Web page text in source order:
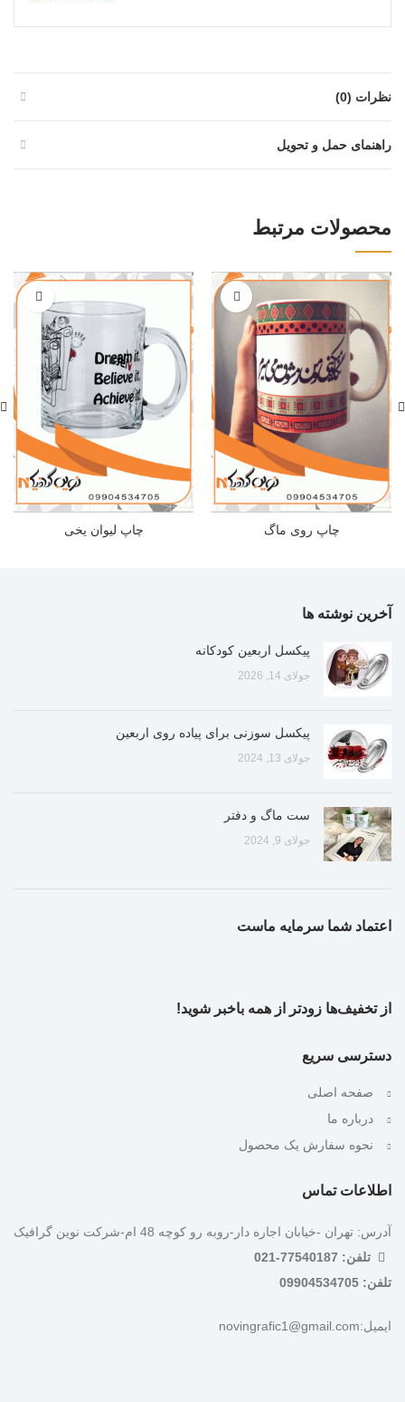
نظرات (0)
راهنمای حمل و تحویل
محصولات مرتبط
چاپ روی ماگ چاپ لیوان یخی
آخرین نوشته ها
پیکسل اربعین کودکانه
جولای 14, 2026
پیکسل سوزنی برای پیاده روی اربعین
جولای 13, 2024
ست ماگ و دفتر
جولای 9, 2024
اعتماد شما سرمایه ماست
از تخفیف‌ها زودتر از همه باخبر شوید!
دسترسی سریع
صفحه اصلی
درباره ما
نحوه سفارش یک محصول
اطلاعات تماس
آدرس: تهران -خیابان اجاره دار-روبه رو کوچه 48 ام-شرکت نوین گرافیک
تلفن: 77540187-021
تلفن: 09904534705
ایمیل:novingrafic1@gmail.com